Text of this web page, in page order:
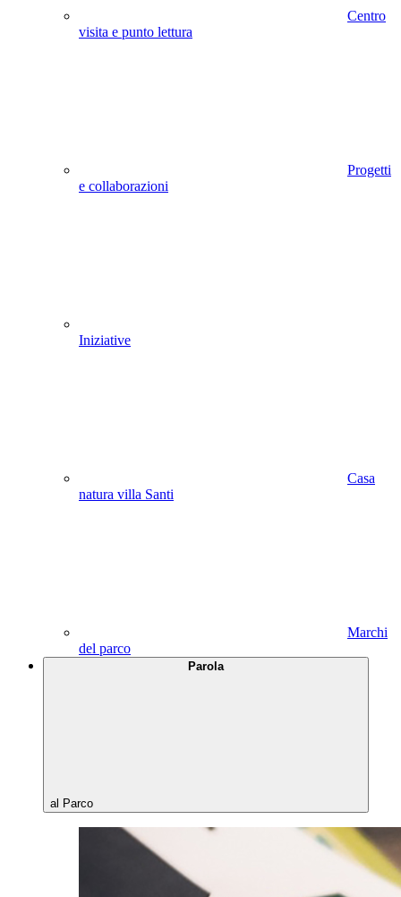
Centro
visita e punto lettura
Progetti
e collaborazioni
Iniziative
Casa
natura villa Santi
Marchi
del parco
Parola
al Parco